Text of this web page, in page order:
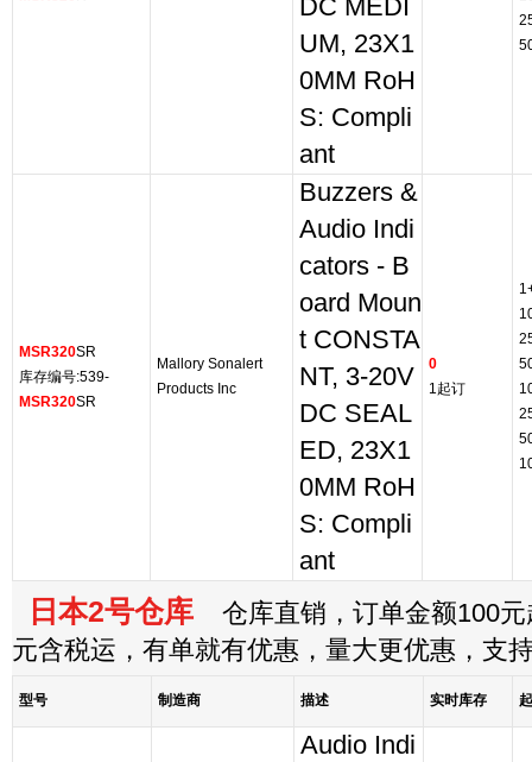
DC MEDI
UM, 23X1
0MM RoH
S: Compli
ant
MSR320SR
库存编号:539-
MSR320SR
Mallory Sonalert
Products Inc
Buzzers &
Audio Indi
cators - B
oard Moun
t CONSTA
NT, 3-20V
DC SEAL
ED, 23X1
0MM RoH
S: Compli
ant
0
1起订
日本2号仓库 仓库直销，订单金额100元
元含税运，有单就有优惠，量大更优惠，支
型号 制造商 描述 实时库存
Audio Indi